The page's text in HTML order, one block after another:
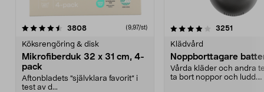
3808recensioner (9,97/st)
Köksrengöring & disk
Mikrofiberduk 32 x 31 cm, 4-
pack
Aftonbladets "självklara favorit” i
test av d...
4.0av 5 stjärnor 3251
Klädvård
Noppborttagare
Vårda kläder och andra
ta bort noppor och ludd.
4.5av 5 stjärnor